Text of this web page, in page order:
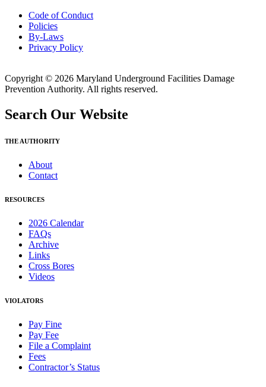
Code of Conduct
Policies
By-Laws
Privacy Policy
Copyright © 2026 Maryland Underground Facilities Damage
Prevention Authority. All rights reserved.
Search Our Website
THE AUTHORITY
About
Contact
RESOURCES
2026 Calendar
FAQs
Archive
Links
Cross Bores
Videos
VIOLATORS
Pay Fine
Pay Fee
File a Complaint
Fees
Contractor’s Status